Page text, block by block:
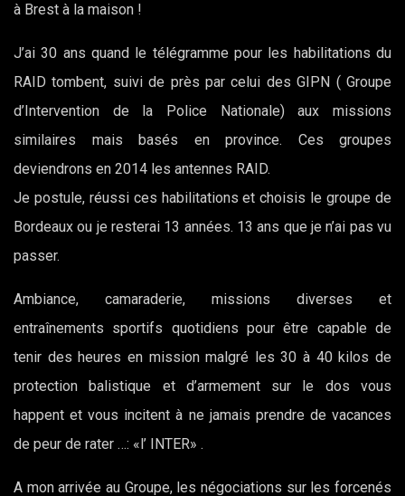
à Brest à la maison !
J’ai 30 ans quand le télégramme pour les habilitations du
RAID tombent, suivi de près par celui des GIPN ( Groupe
d’Intervention de la Police Nationale) aux missions
similaires mais basés en province. Ces groupes
deviendrons en 2014 les antennes RAID.
Je postule, réussi ces habilitations et choisis le groupe de
Bordeaux ou je resterai 13 années. 13 ans que je n’ai pas vu
passer.
Ambiance, camaraderie, missions diverses et
entraînements sportifs quotidiens pour être capable de
tenir des heures en mission malgré les 30 à 40 kilos de
protection balistique et d’armement sur le dos vous
happent et vous incitent à ne jamais prendre de vacances
de peur de rater …: «l’ INTER» .
A mon arrivée au Groupe, les négociations sur les forcenés